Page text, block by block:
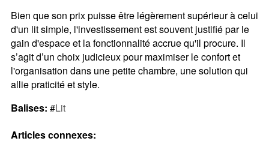
Bien que son prix puisse être légèrement supérieur à celui
d'un lit simple, l'investissement est souvent justifié par le
gain d'espace et la fonctionnalité accrue qu'il procure. Il
s’agit d’un choix judicieux pour maximiser le confort et
l'organisation dans une petite chambre, une solution qui
allie praticité et style.
Balises: #Lit
Articles connexes: